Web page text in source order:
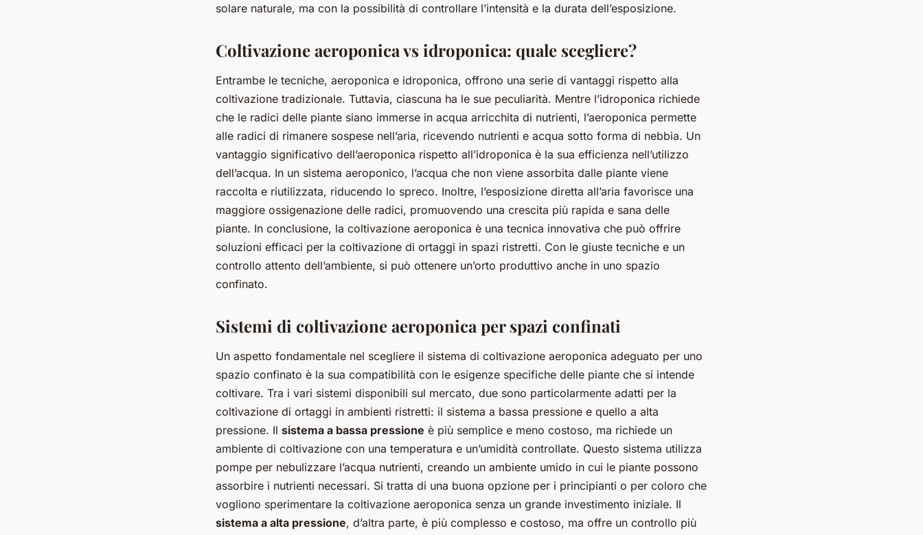
solare naturale, ma con la possibilità di controllare l’intensità e la durata dell’esposizione.
Coltivazione aeroponica vs idroponica: quale scegliere?
Entrambe le tecniche, aeroponica e idroponica, offrono una serie di vantaggi rispetto alla
coltivazione tradizionale. Tuttavia, ciascuna ha le sue peculiarità. Mentre l’idroponica richiede
che le radici delle piante siano immerse in acqua arricchita di nutrienti, l’aeroponica permette
alle radici di rimanere sospese nell’aria, ricevendo nutrienti e acqua sotto forma di nebbia. Un
vantaggio significativo dell’aeroponica rispetto all’idroponica è la sua efficienza nell’utilizzo
dell’acqua. In un sistema aeroponico, l’acqua che non viene assorbita dalle piante viene
raccolta e riutilizzata, riducendo lo spreco. Inoltre, l’esposizione diretta all’aria favorisce una
maggiore ossigenazione delle radici, promuovendo una crescita più rapida e sana delle
piante. In conclusione, la coltivazione aeroponica è una tecnica innovativa che può offrire
soluzioni efficaci per la coltivazione di ortaggi in spazi ristretti. Con le giuste tecniche e un
controllo attento dell’ambiente, si può ottenere un’orto produttivo anche in uno spazio
confinato.
Sistemi di coltivazione aeroponica per spazi confinati
Un aspetto fondamentale nel scegliere il sistema di coltivazione aeroponica adeguato per uno
spazio confinato è la sua compatibilità con le esigenze specifiche delle piante che si intende
coltivare. Tra i vari sistemi disponibili sul mercato, due sono particolarmente adatti per la
coltivazione di ortaggi in ambienti ristretti: il sistema a bassa pressione e quello a alta
pressione. Il sistema a bassa pressione è più semplice e meno costoso, ma richiede un
ambiente di coltivazione con una temperatura e un’umidità controllate. Questo sistema utilizza
pompe per nebulizzare l’acqua nutrienti, creando un ambiente umido in cui le piante possono
assorbire i nutrienti necessari. Si tratta di una buona opzione per i principianti o per coloro che
vogliono sperimentare la coltivazione aeroponica senza un grande investimento iniziale. Il
sistema a alta pressione, d’altra parte, è più complesso e costoso, ma offre un controllo più